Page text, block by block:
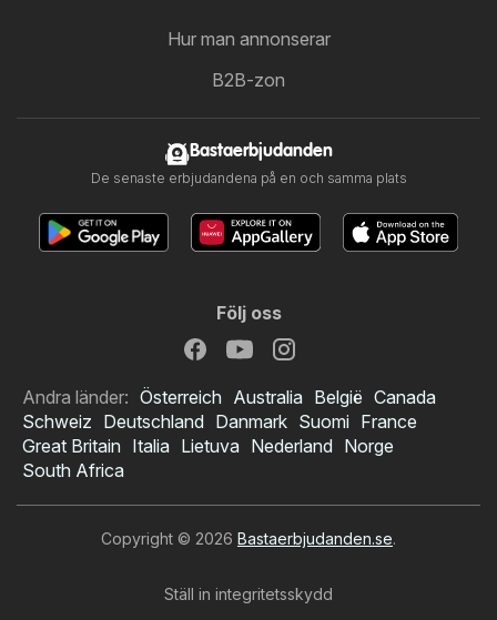
Hur man annonserar
B2B-zon
Bastaerbjudanden
De senaste erbjudandena på en och samma plats
Följ oss
Andra länder: Österreich Australia België Canada
Schweiz Deutschland Danmark Suomi France
Great Britain Italia Lietuva Nederland Norge
South Africa
Copyright © 2026 Bastaerbjudanden.se.
Ställ in integritetsskydd